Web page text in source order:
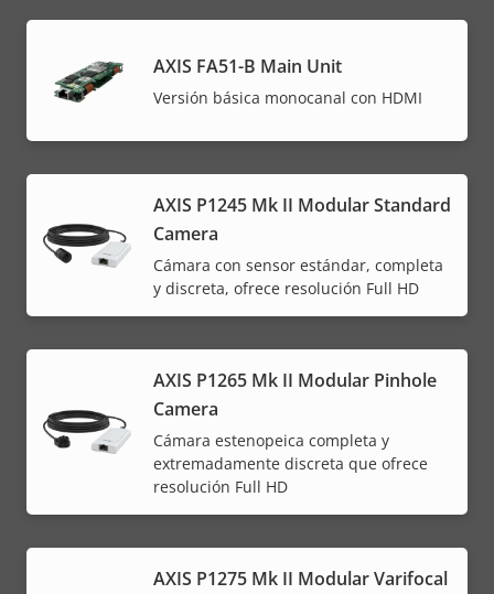
AXIS FA51-B Main Unit
Versión básica monocanal con HDMI
AXIS P1245 Mk II Modular Standard
Camera
Cámara con sensor estándar, completa
y discreta, ofrece resolución Full HD
AXIS P1265 Mk II Modular Pinhole
Camera
Cámara estenopeica completa y
extremadamente discreta que ofrece
resolución Full HD
AXIS P1275 Mk II Modular Varifocal